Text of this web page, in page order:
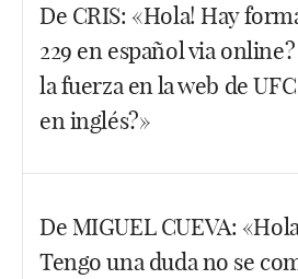
dos días después lo dará
tendrás en la web del UFC,
Facebook
Twitter
De CRIS: «Hola! Hay
229 en español via
la fuerza en la web de
en inglés?»
cadena de televisión, tienes
del UFC. Creo que en
De MIGUEL CUEVA:
Tengo una duda no se